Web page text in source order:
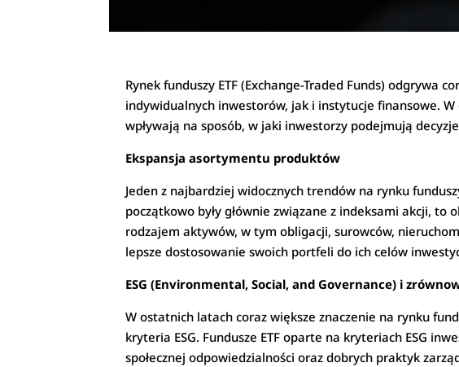
Rynek funduszy ETF (Exchange-Traded Funds)
indywidualnych inwestorów, jak i instytucje finansowe.
wpływają na sposób, w jaki inwestorzy podejmują
Ekspansja asortymentu produktów
Jeden z najbardziej widocznych trendów na rynku
początkowo były głównie związane z indeksami akcji,
rodzajem aktywów, w tym obligacji, surowców,
lepsze dostosowanie swoich portfeli do ich celów
ESG (Environmental, Social, and Governance) i
W ostatnich latach coraz większe znaczenie na rynku
kryteria ESG. Fundusze ETF oparte na kryteriach ESG
społecznej odpowiedzialności oraz dobrych praktyk